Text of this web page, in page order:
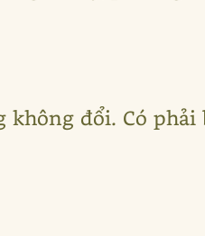
đổi. Có